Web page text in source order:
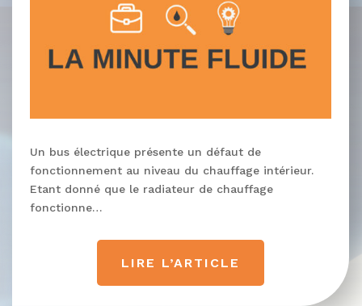
Un bus électrique présente un défaut de
fonctionnement au niveau du chauffage intérieur.
Etant donné que le radiateur de chauffage
fonctionne…
LIRE L’ARTICLE